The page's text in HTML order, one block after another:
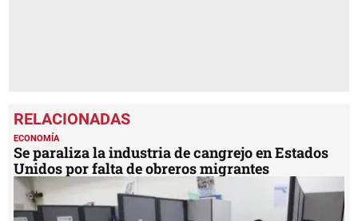
ECONOMÍA
Se paraliza la industria de cangrejo en Estados
Unidos por falta de obreros migrantes